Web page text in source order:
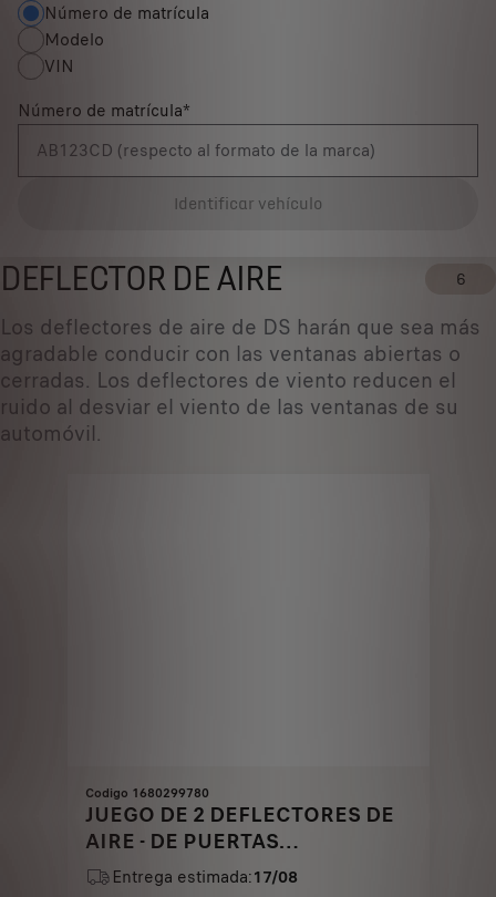
Número de matrícula
Modelo
VIN
Número de matrícula*
Identificar vehículo
DEFLECTOR DE AIRE 6
Los deflectores de aire de DS harán que sea más
agradable conducir con las ventanas abiertas o
cerradas. Los deflectores de viento reducen el
ruido al desviar el viento de las ventanas de su
automóvil.
Codigo 1680299780
JUEGO DE 2 DEFLECTORES DE
AIRE - DE PUERTAS
DELANTERAS
Entrega estimada:17/08